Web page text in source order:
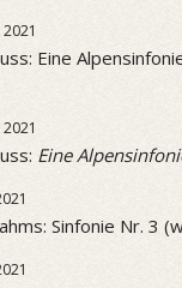
2021
Eine
2021
Eine
Sinfonie Nr. 3